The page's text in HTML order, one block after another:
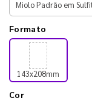
Formato
143x208mm
Cor